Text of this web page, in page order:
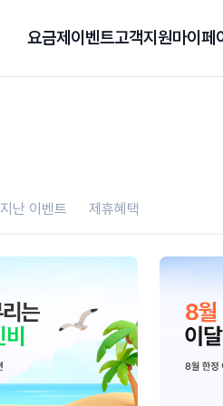
요금제 이벤트고객지원마이페
지난 이벤트 제휴혜택